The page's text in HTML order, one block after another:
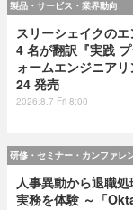
製品・サービス・業界動向
スリーシェイクの
4 名が翻訳『実践
ォームエンジニア
24 発売
2026.8.7 Fri 8:00
研修・セミナー・カンファレ
人事異動から退職
実務を体験 ～「